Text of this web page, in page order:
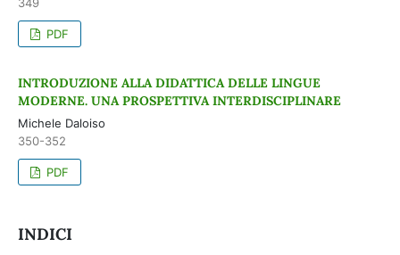
349
PDF
INTRODUZIONE ALLA DIDATTICA DELLE LINGUE
MODERNE. UNA PROSPETTIVA INTERDISCIPLINARE
Michele Daloiso
350-352
PDF
INDICI